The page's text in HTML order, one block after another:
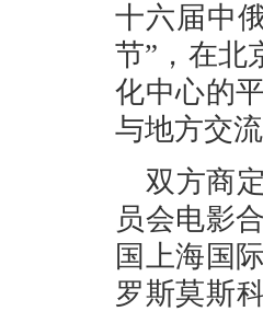
十六届中
节”，在北
化中心的
与地方交
双方商
员会电影
国上海国
罗斯莫斯